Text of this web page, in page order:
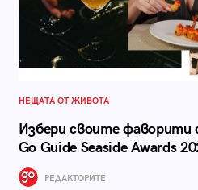
НЕЩАТА ОТ ЖИВОТА
Избери своите фаворити
Go Guide Seaside Awards
РЕДАКТОРИТЕ